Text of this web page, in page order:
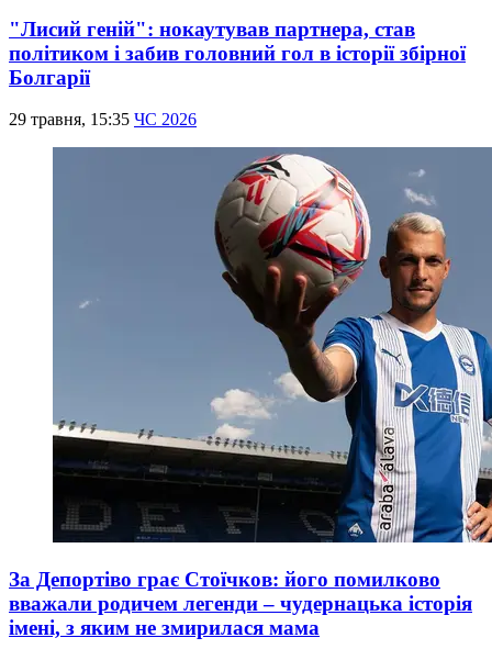
"Лисий геній": нокаутував партнера, став
політиком і забив головний гол в історії збірної
Болгарії
29 травня, 15:35 ЧС 2026
За Депортіво грає Стоїчков: його помилково
вважали родичем легенди – чудернацька історія
імені, з яким не змирилася мама